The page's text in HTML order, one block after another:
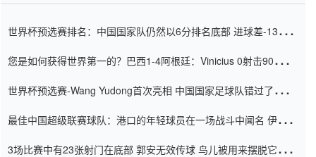
世界杯预选赛排名：中国国家队仍然以6分排名底部 进球差-13令人
您是如何获得世界第一的？巴西1-4阿根廷：Vinicius 0射击90分钟
世界杯预选赛-Wang Yudong首次亮相 中国国家足球队错过了世界
最佳中国超级联赛球队：港口的年轻球员在一场战斗中闻名 伊万放
3场比赛中有23张射门在底部 郭安无效传球 鸟儿被用来摆脱它